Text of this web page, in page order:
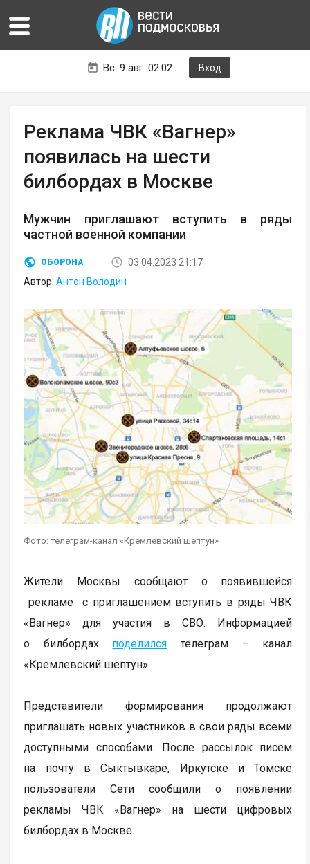
Вс. 9 авг. 02:02 Вход
Реклама ЧВК «Вагнер»
появилась на шести
билбордах в Москве
Мужчин приглашают вступить в ряды
частной военной компании
ОБОРОНА
03.04.2023 21:17
Автор:Антон Володин
Фото: телеграм-канал «Кремлевский шептун»
Жители Москвы сообщают о появившейся
рекламе с приглашением вступить в ряды ЧВК
«Вагнер» для участия в СВО. Информацией
о билбордах поделился телеграм – канал
«Кремлевский шептун».
Представители формирования продолжают
приглашать новых участников в свои ряды всеми
доступными способами. После рассылок писем
на почту в Сыктывкаре, Иркутске и Томске
пользователи Сети сообщили о появлении
рекламы ЧВК «Вагнер» на шести цифровых
билбордах в Москве.